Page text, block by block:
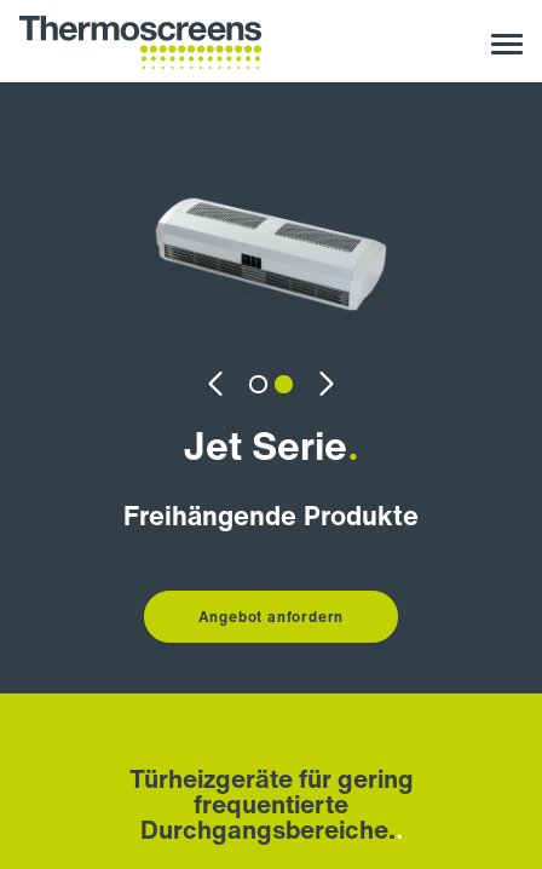
Previous Next
Jet Serie.
Freihängende Produkte
Angebot anfordern
Türheizgeräte für gering
frequentierte
Durchgangsbereiche..